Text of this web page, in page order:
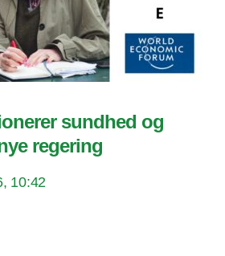
sundhed og
regering
10:42